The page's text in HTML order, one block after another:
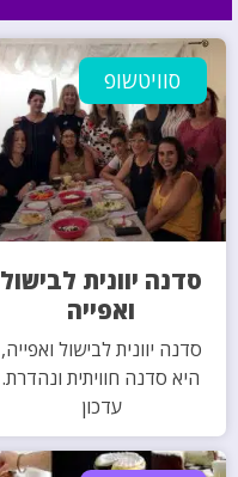
סוויטשופ
סדנה יוונית לבישול
ואפייה
סדנה יוונית לבישול ואפייה,
היא סדנה חוויתית ונהדרת.
עדכון